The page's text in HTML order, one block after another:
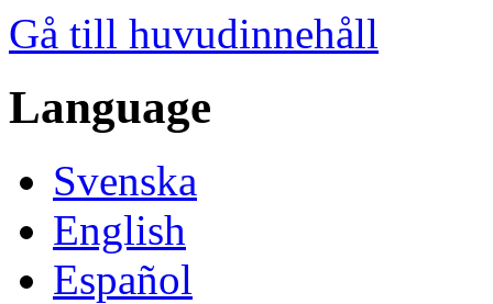
Gå till huvudinnehåll
Language
Svenska
English
Español